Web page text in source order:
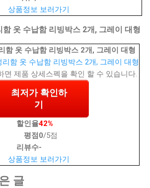
상품정보 보러가기
옷 수납함 리빙박스 2개, 그레이 대형
함 옷 수납함 리빙박스 2개, 그레이 대형
면 제품 상세스펙을 확인 할 수 있습니다.
최저가 확인하
기
할인율42%
평점 0/5점
리뷰수-
상품정보 보러가기
글